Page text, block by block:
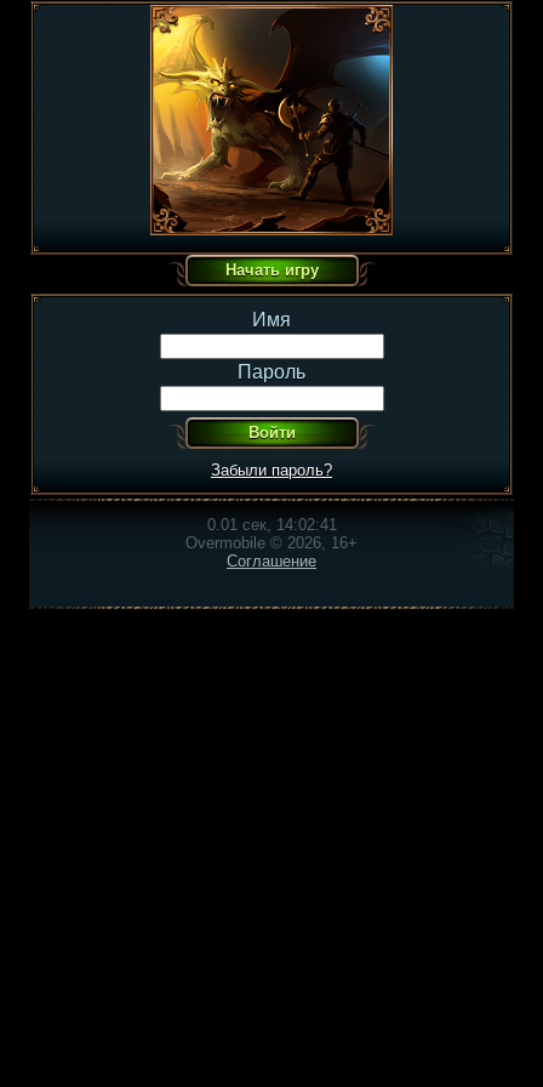
Имя
Пароль
Забыли пароль?
0.01 сек, 14:02:41
Overmobile © 2026, 16+
Соглашение